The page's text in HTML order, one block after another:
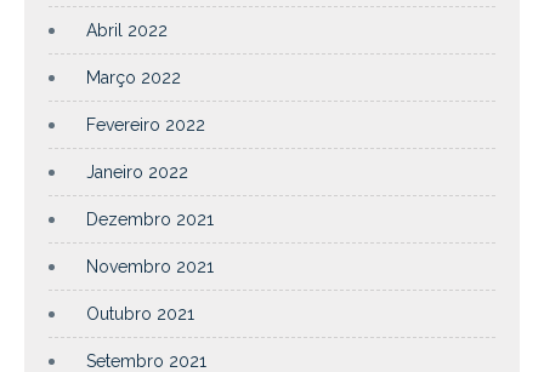
Abril 2022
Março 2022
Fevereiro 2022
Janeiro 2022
Dezembro 2021
Novembro 2021
Outubro 2021
Setembro 2021